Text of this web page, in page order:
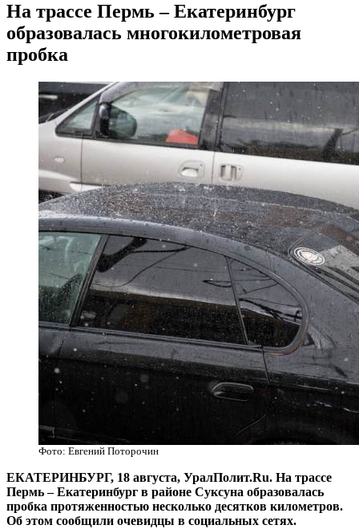
На трассе Пермь – Екатеринбург
образовалась многокилометровая
пробка
Фото: Евгений Поторочин
​ЕКАТЕРИНБУРГ, 18 августа, УралПолит.Ru. На трассе
Пермь – Екатеринбург в районе Суксуна образовалась
пробка протяженностью несколько десятков километров.
Об этом сообщили очевидцы в социальных сетях.